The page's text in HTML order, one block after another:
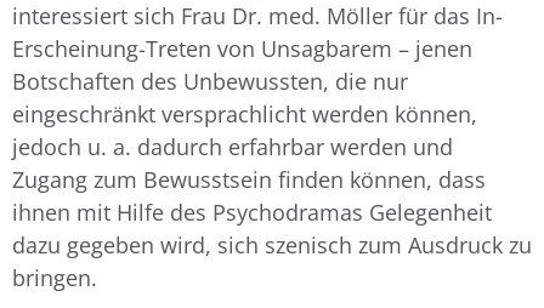
interessiert sich Frau Dr. med. Möller für das In-
Erscheinung-Treten von Unsagbarem – jenen
Botschaften des Unbewussten, die nur
eingeschränkt versprachlicht werden können,
jedoch u. a. dadurch erfahrbar werden und
Zugang zum Bewusstsein finden können, dass
ihnen mit Hilfe des Psychodramas Gelegenheit
dazu gegeben wird, sich szenisch zum Ausdruck zu
bringen.